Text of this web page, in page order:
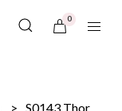
0
S0143 Thor